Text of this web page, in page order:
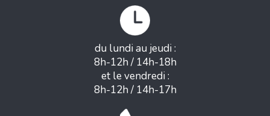
du lundi au jeudi :
8h-12h / 14h-18h
et le vendredi :
8h-12h / 14h-17h